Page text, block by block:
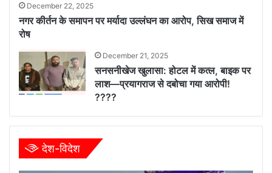
December 22, 2025
नगर कीर्तन के समापन पर मर्यादा उल्लंघन का आरोप, सिख समाज में
रोष
December 21, 2025
सनसनीखेज खुलासा: होटल में कत्ल, बाइक पर
लाश—प्रयागराज से दबोचा गया आरोपी!
????
देश-विदेश